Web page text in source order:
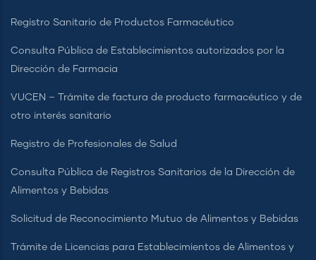
Registro Sanitario de Productos Farmacéutico
Consulta Pública de Establecimientos autorizados por la
Dirección de Farmacia
VUCEN – Trámite de factura de producto farmacéutico y de
otro interés sanitario
Registro de Profesionales de Salud
Consulta Pública de Registros Sanitarios de la Dirección de
Alimentos y Bebidas
Solicitud de Reconocimiento Mutuo de Alimentos y Bebidas
Trámite de Licencias para Establecimientos de Alimentos y